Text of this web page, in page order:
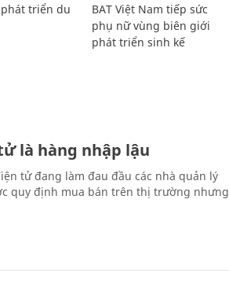
triển du
BAT Việt Nam tiếp sức
phụ nữ vùng biên giới
phát triển sinh kế
là hàng nhập lậu
tử đang làm đau đầu các nhà quản lý
quy định mua bán trên thị trường nhưng